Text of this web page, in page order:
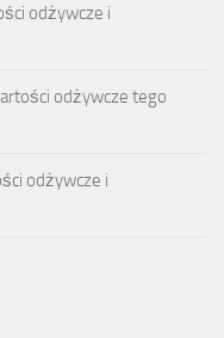
odżywcze i
odżywcze tego
odżywcze i